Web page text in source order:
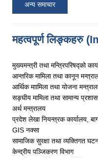
अन्य समाचार
महत्वपूर्ण लिङ्कहरु
मुख्यमन्त्री तथा मन्त्रिपरिषद्को
आन्तरिक मामिला तथा कानून
आर्थिक माामिला तथा योजना
सङ्घीय मामिला तथा सामान्य
अर्थ मन्त्रालय
प्रदेश लेखा नियन्त्रक कार्यालय,
GIS नक्सा
सामाजिक सुरक्षा तथा व्यक्तिगत
केन्द्रीय पञ्जिकरण विभाग